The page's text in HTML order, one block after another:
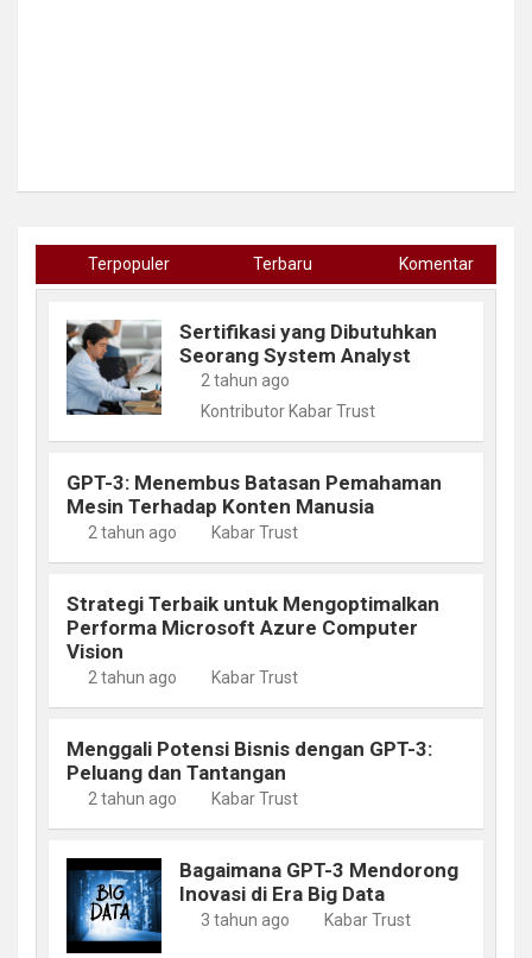
Terpopuler Terbaru Komentar
Sertifikasi yang Dibutuhkan
Seorang System Analyst
2 tahun ago
Kontributor Kabar Trust
GPT-3: Menembus Batasan Pemahaman
Mesin Terhadap Konten Manusia
2 tahun ago Kabar Trust
Strategi Terbaik untuk Mengoptimalkan
Performa Microsoft Azure Computer
Vision
2 tahun ago Kabar Trust
Menggali Potensi Bisnis dengan GPT-3:
Peluang dan Tantangan
2 tahun ago Kabar Trust
Bagaimana GPT-3 Mendorong
Inovasi di Era Big Data
3 tahun ago Kabar Trust